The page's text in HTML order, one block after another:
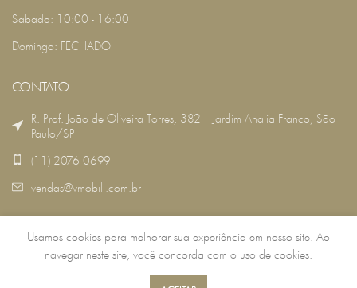
Sabado: 10:00 - 16:00
Domingo: FECHADO
CONTATO
R. Prof. João de Oliveira Torres, 382 – Jardim Analia Franco, São
Paulo/SP
(11) 2076-0699
vendas@vmobili.com.br
2022 DESENVOLVIDO POR: RSG TECNOLOGIA .
Usamos cookies para melhorar sua experiência em nosso site. Ao
navegar neste site, você concorda com o uso de cookies.